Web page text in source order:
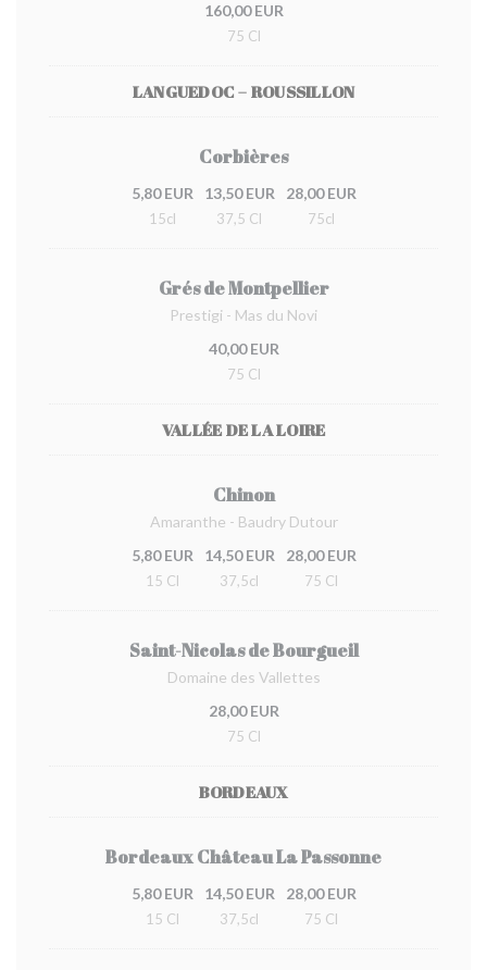
160,00 EUR
75 Cl
LANGUEDOC – ROUSSILLON
Corbières
5,80 EUR
15cl
13,50 EUR
37,5 Cl
28,00 EUR
75cl
Grés de Montpellier
Prestigi - Mas du Novi
40,00 EUR
75 Cl
VALLÉE DE LA LOIRE
Chinon
Amaranthe - Baudry Dutour
5,80 EUR
15 Cl
14,50 EUR
37,5cl
28,00 EUR
75 Cl
Saint-Nicolas de Bourgueil
Domaine des Vallettes
28,00 EUR
75 Cl
BORDEAUX
Bordeaux Château La Passonne
5,80 EUR
15 Cl
14,50 EUR
37,5cl
28,00 EUR
75 Cl